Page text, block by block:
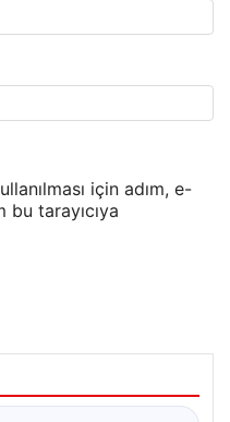
için adım, e-
tarayıcıya